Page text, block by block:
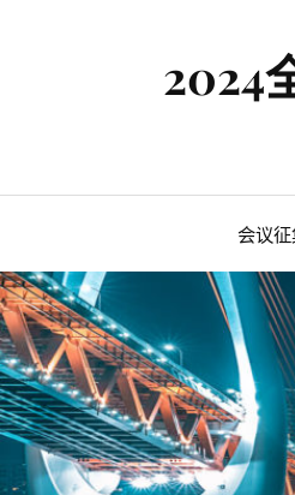
2024
会议